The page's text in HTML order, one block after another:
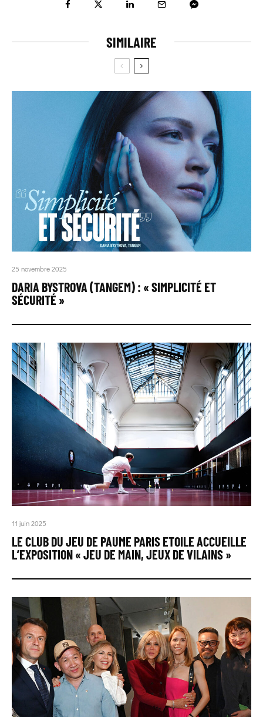
SIMILAIRE
25 novembre 2025
DARIA BYSTROVA (TANGEM) : « SIMPLICITÉ ET
SÉCURITÉ »
11 juin 2025
LE CLUB DU JEU DE PAUME PARIS ETOILE ACCUEILLE
L’EXPOSITION « JEU DE MAIN, JEUX DE VILAINS »